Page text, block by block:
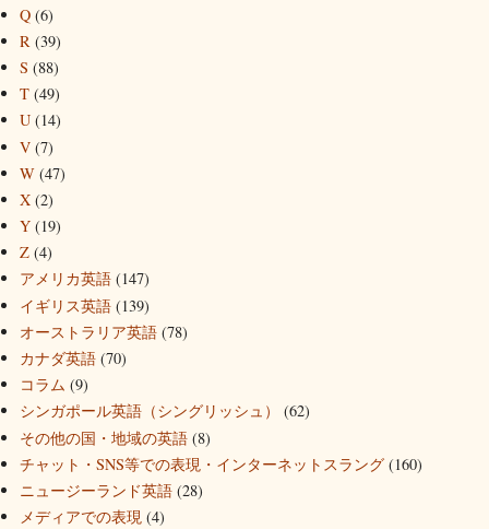
Q (6)
R (39)
S (88)
T (49)
U (14)
V (7)
W (47)
X (2)
Y (19)
Z (4)
アメリカ英語 (147)
イギリス英語 (139)
オーストラリア英語 (78)
カナダ英語 (70)
コラム (9)
シンガポール英語（シングリッシュ）
(62)
その他の国・地域の英語 (8)
チャット・SNS等での表現・インターネットスラング (160)
ニュージーランド英語 (28)
メディアでの表現 (4)